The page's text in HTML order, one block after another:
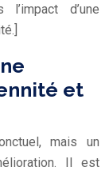
d’une
et
mais un
Il est